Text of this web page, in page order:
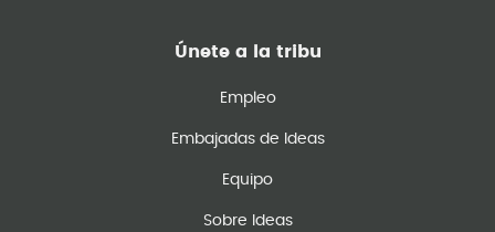
Únete a la tribu
Empleo
Embajadas de Ideas
Equipo
Sobre Ideas